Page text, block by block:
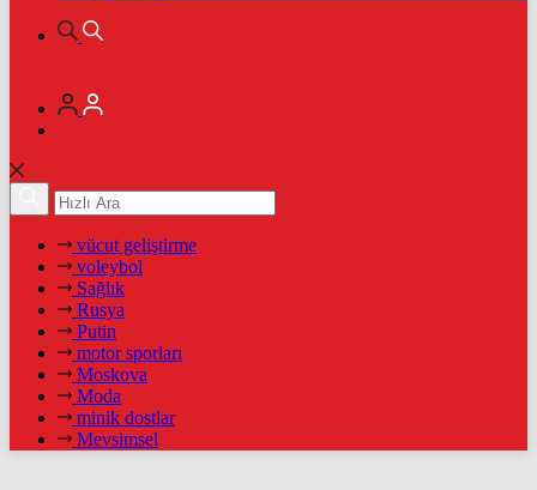
vücut geliştirme
voleybol
Sağlık
Rusya
Putin
motor sporları
Moskova
Moda
minik dostlar
Mevsimsel